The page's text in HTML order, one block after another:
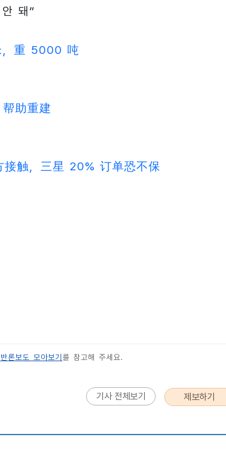
돼”
，重 5000 吨
助重建
触，三星 20% 订单恐不保
론보도 모아보기 를 참고해 주세요.
기사 전체보기 제보하기